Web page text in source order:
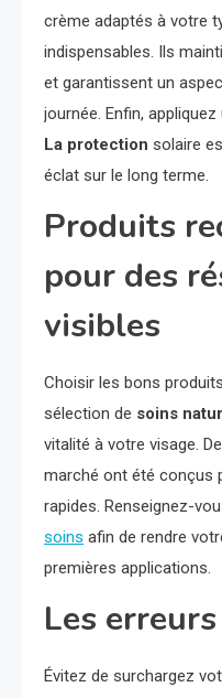
crème adaptés à votre
indispensables. Ils
et garantissent un
journée. Enfin,
La protection solaire
éclat sur le long terme.
Produits
pour des
visibles
Choisir les bons
sélection de soins
vitalité à votre visage.
marché ont été conçus
rapides. Renseignez-
soins afin de rendre
premières applications.
Les
Évitez de surchargez